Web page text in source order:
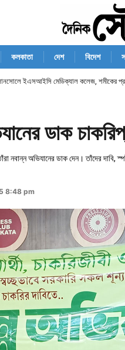
কলকাতা দেশ বিদেশ
ইএসআইসি মেডিক্যাল কলেজ, শমীকের
ডাক
নবান্ন অভিযানের ডাক দেন। তাঁদের দাবি,
8:48 pm